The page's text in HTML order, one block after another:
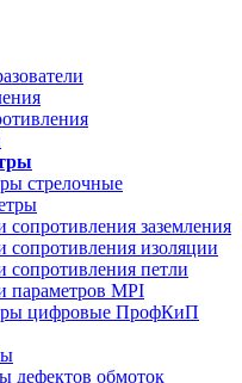
стрелочные
сопротивления заземления
сопротивления изоляции
сопротивления петли
параметров MPI
цифровые ПрофКиП
дефектов обмоток